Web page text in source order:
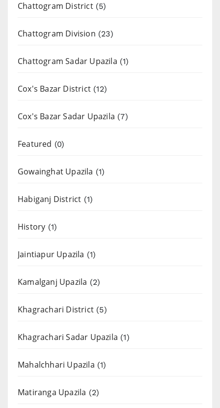
Chattogram District(5)
Chattogram Division (23)
Chattogram Sadar Upazila (1)
Cox's Bazar District (12)
Cox's Bazar Sadar Upazila (7)
Featured (0)
Gowainghat Upazila (1)
Habiganj District (1)
History (1)
Jaintiapur Upazila (1)
Kamalganj Upazila (2)
Khagrachari District (5)
Khagrachari Sadar Upazila (1)
Mahalchhari Upazila (1)
Matiranga Upazila (2)